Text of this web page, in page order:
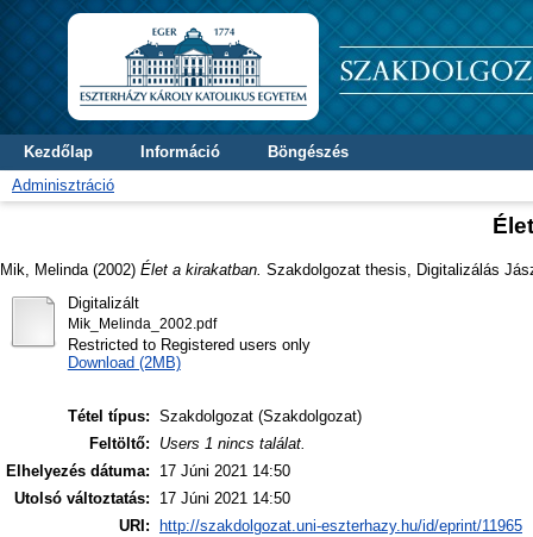
Kezdőlap Információ
Böngészés
Adminisztráció
Mik, Melinda (2002) Élet a kirakatban. Szakdolgozat thesis, Digitalizálás
Digitalizált
Mik_Melinda_2002.pdf
Restricted to Registered users only
Download (2MB)
Tétel típus: Szakdolgozat (Szakdolgozat)
Feltöltő:
Users 1 nincs találat.
Elhelyezés dátuma:
17 Júni 2021 14:50
Utolsó változtatás:
17 Júni 2021 14:50
URI:
http://szakdolgozat.uni-eszterhazy.hu/id/eprint/11965